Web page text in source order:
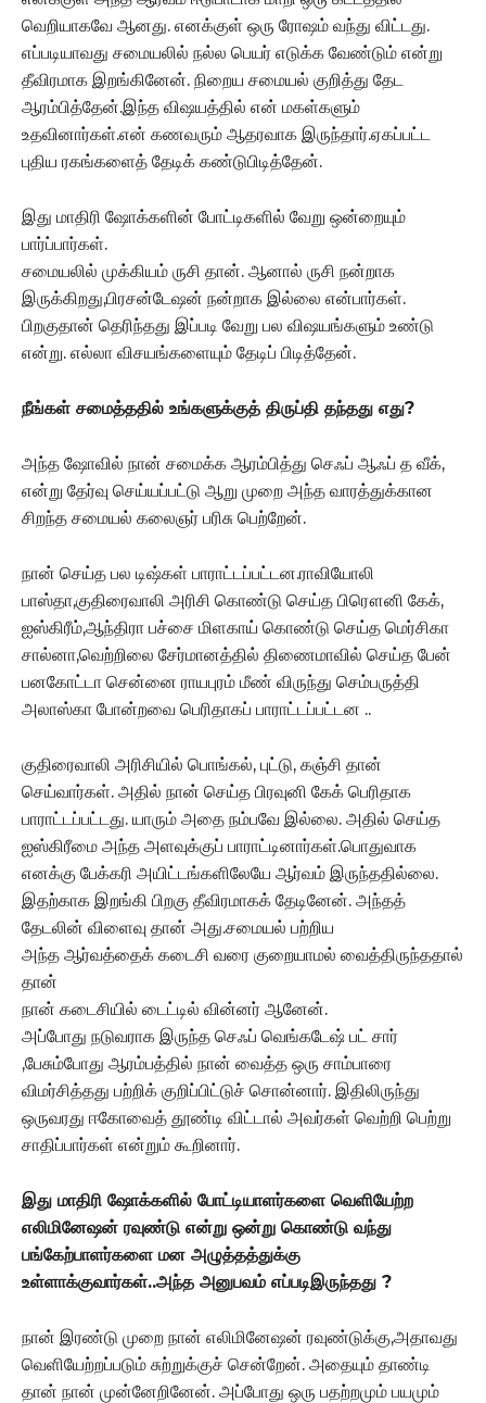
வெறியாகவே ஆனது. எனக்குள் ஒரு ரோஷம் வந்து விட்டது.
எப்படியாவது சமையலில் நல்ல பெயர் எடுக்க வேண்டும் என்று
தீவிரமாக இறங்கினேன். நிறைய சமையல் குறித்து தேட
ஆரம்பித்தேன்.இந்த விஷயத்தில் என் மகள்களும்
உதவினார்கள்.என் கணவரும் ஆதரவாக இருந்தார்.ஏகப்பட்ட
புதிய ரகங்களைத் தேடிக் கண்டுபிடித்தேன்.
இது மாதிரி ஷோக்களின் போட்டிகளில் வேறு ஒன்றையும்
பார்ப்பார்கள்.
சமையலில் முக்கியம் ருசி தான். ஆனால் ருசி நன்றாக
இருக்கிறது,பிரசன்டேஷன் நன்றாக இல்லை என்பார்கள்.
பிறகுதான் தெரிந்தது இப்படி வேறு பல விஷயங்களும் உண்டு
என்று. எல்லா விசயங்களையும் தேடிப் பிடித்தேன்.
நீங்கள் சமைத்ததில் உங்களுக்குத் திருப்தி தந்தது எது?
அந்த ஷோவில் நான் சமைக்க ஆரம்பித்து செஃப் ஆஃப் த வீக்,
என்று தேர்வு செய்யப்பட்டு ஆறு முறை அந்த வாரத்துக்கான
சிறந்த சமையல் கலைஞர் பரிசு பெற்றேன்.
நான் செய்த பல டிஷ்கள் பாராட்டப்பட்டன.ராவியோலி
பாஸ்தா,குதிரைவாலி அரிசி கொண்டு செய்த பிரௌனி கேக்,
ஐஸ்கிரீம்,ஆந்திரா பச்சை மிளகாய் கொண்டு செய்த மெர்சிகா
சால்னா,வெற்றிலை சேர்மானத்தில் திணைமாவில் செய்த பேன்
பனகோட்டா சென்னை ராயபுரம் மீண் விருந்து செம்பருத்தி
அலாஸ்கா போன்றவை பெரிதாகப் பாராட்டப்பட்டன ..
குதிரைவாலி அரிசியில் பொங்கல், புட்டு, கஞ்சி தான்
செய்வார்கள். அதில் நான் செய்த பிரவுனி கேக் பெரிதாக
பாராட்டப்பட்டது. யாரும் அதை நம்பவே இல்லை. அதில் செய்த
ஐஸ்கிரீமை அந்த அளவுக்குப் பாராட்டினார்கள்.பொதுவாக
எனக்கு பேக்கரி அயிட்டங்களிலேயே ஆர்வம் இருந்ததில்லை.
இதற்காக இறங்கி பிறகு தீவிரமாகக் தேடினேன். அந்தத்
தேடலின் விளைவு தான் அது.சமையல் பற்றிய
அந்த ஆர்வத்தைக் கடைசி வரை குறையாமல் வைத்திருந்ததால்
தான்
நான் கடைசியில் டைட்டில் வின்னர் ஆனேன்.
அப்போது நடுவராக இருந்த செஃப் வெங்கடேஷ் பட் சார்
,பேசும்போது ஆரம்பத்தில் நான் வைத்த ஒரு சாம்பாரை
விமர்சித்தது பற்றிக் குறிப்பிட்டுச் சொன்னார். இதிலிருந்து
ஒருவரது ஈகோவைத் தூண்டி விட்டால் அவர்கள் வெற்றி பெற்று
சாதிப்பார்கள் என்றும் கூறினார்.
இது மாதிரி ஷோக்களில் போட்டியாளர்களை வெளியேற்ற
எலிமினேஷன் ரவுண்டு என்று ஒன்று கொண்டு வந்து
பங்கேற்பாளர்களை மன அழுத்தத்துக்கு
உள்ளாக்குவார்கள்..அந்த அனுபவம் எப்படிஇருந்தது ?
நான் இரண்டு முறை நான் எலிமினேஷன் ரவுண்டுக்கு,அதாவது
வெளியேற்றப்படும் சுற்றுக்குச் சென்றேன். அதையும் தாண்டி
தான் நான் முன்னேறினேன். அப்போது ஒரு பதற்றமும் பயமும்